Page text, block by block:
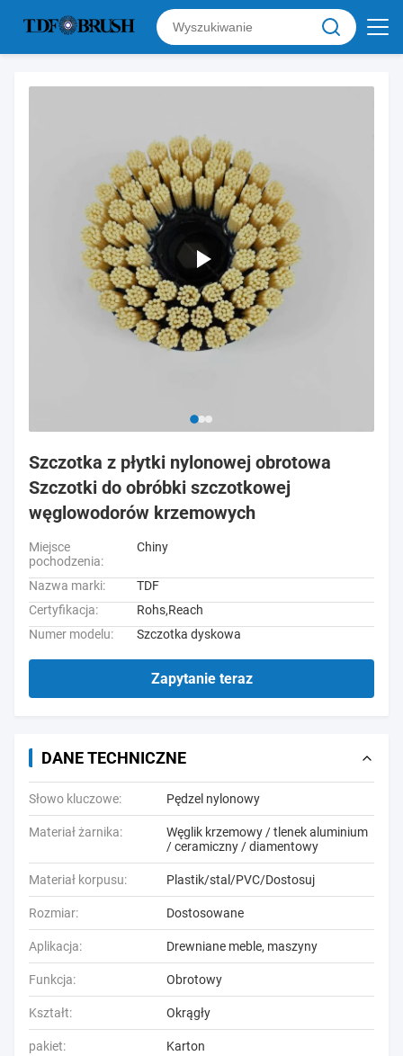
Szczotka z płytki nylonowej obrotowa
Szczotki do obróbki szczotkowej
węglowodorów krzemowych
Miejsce
pochodzenia:
Chiny
Nazwa marki:
TDF
Certyfikacja:
Rohs,Reach
Numer modelu:
Szczotka dyskowa
Zapytanie teraz
DANE TECHNICZNE
Słowo kluczowe: Pędzel nylonowy
Materiał żarnika:
Węglik krzemowy / tlenek aluminium
/ ceramiczny / diamentowy
Materiał korpusu: Plastik/stal/PVC/Dostosuj
Rozmiar: Dostosowane
Aplikacja: Drewniane meble, maszyny
Funkcja: Obrotowy
Kształt: Okrągły
pakiet: Karton